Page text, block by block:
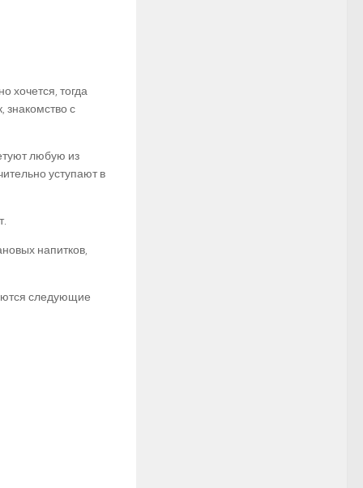
хочется, тогда
знакомство с
любую из
уступают в
напитков,
следующие